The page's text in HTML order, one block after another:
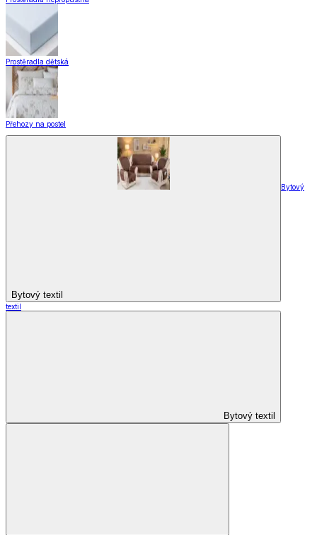
Prostěradla dětská
Přehozy na postel
Bytový textil
Bytový
textil
Bytový textil